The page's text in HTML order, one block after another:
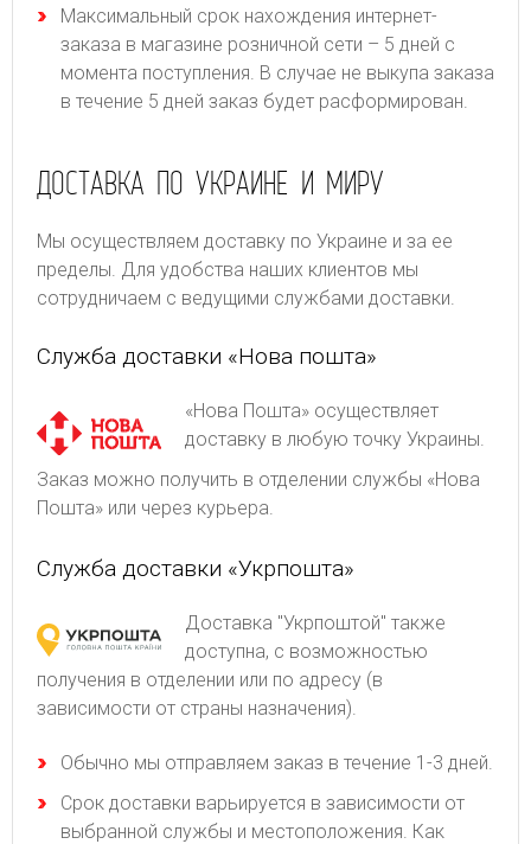
Максимальный срок нахождения интернет-
заказа в магазине розничной сети – 5 дней с
момента поступления. В случае не выкупа заказа
в течение 5 дней заказ будет расформирован.
ДОСТАВКА ПО УКРАИНЕ И МИРУ
Мы осуществляем доставку по Украине и за ее
пределы. Для удобства наших клиентов мы
сотрудничаем с ведущими службами доставки.
Служба доставки «Нова пошта»
«Нова Пошта» осуществляет
доставку в любую точку Украины.
Заказ можно получить в отделении службы «Нова
Пошта» или через курьера.
Служба доставки «Укрпошта»
Доставка "Укрпоштой" также
доступна, с возможностью
получения в отделении или по адресу (в
зависимости от страны назначения).
Обычно мы отправляем заказ в течение 1-3 дней.
Срок доставки варьируется в зависимости от
выбранной службы и местоположения. Как